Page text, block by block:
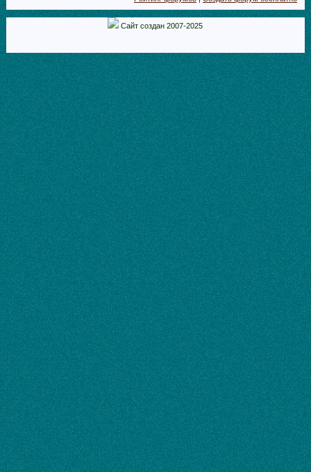
Сайт создан 2007-2025